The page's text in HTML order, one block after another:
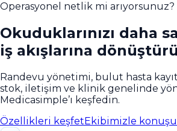
Operasyonel netlik mi arıyorsunuz?
Okuduklarınızı daha
iş akışlarına
Randevu yönetimi, bulut hasta
stok, iletişim ve klinik genelinde
Medicasimple’ı keşfedin.
Özellikleri keşfetEkibimizle